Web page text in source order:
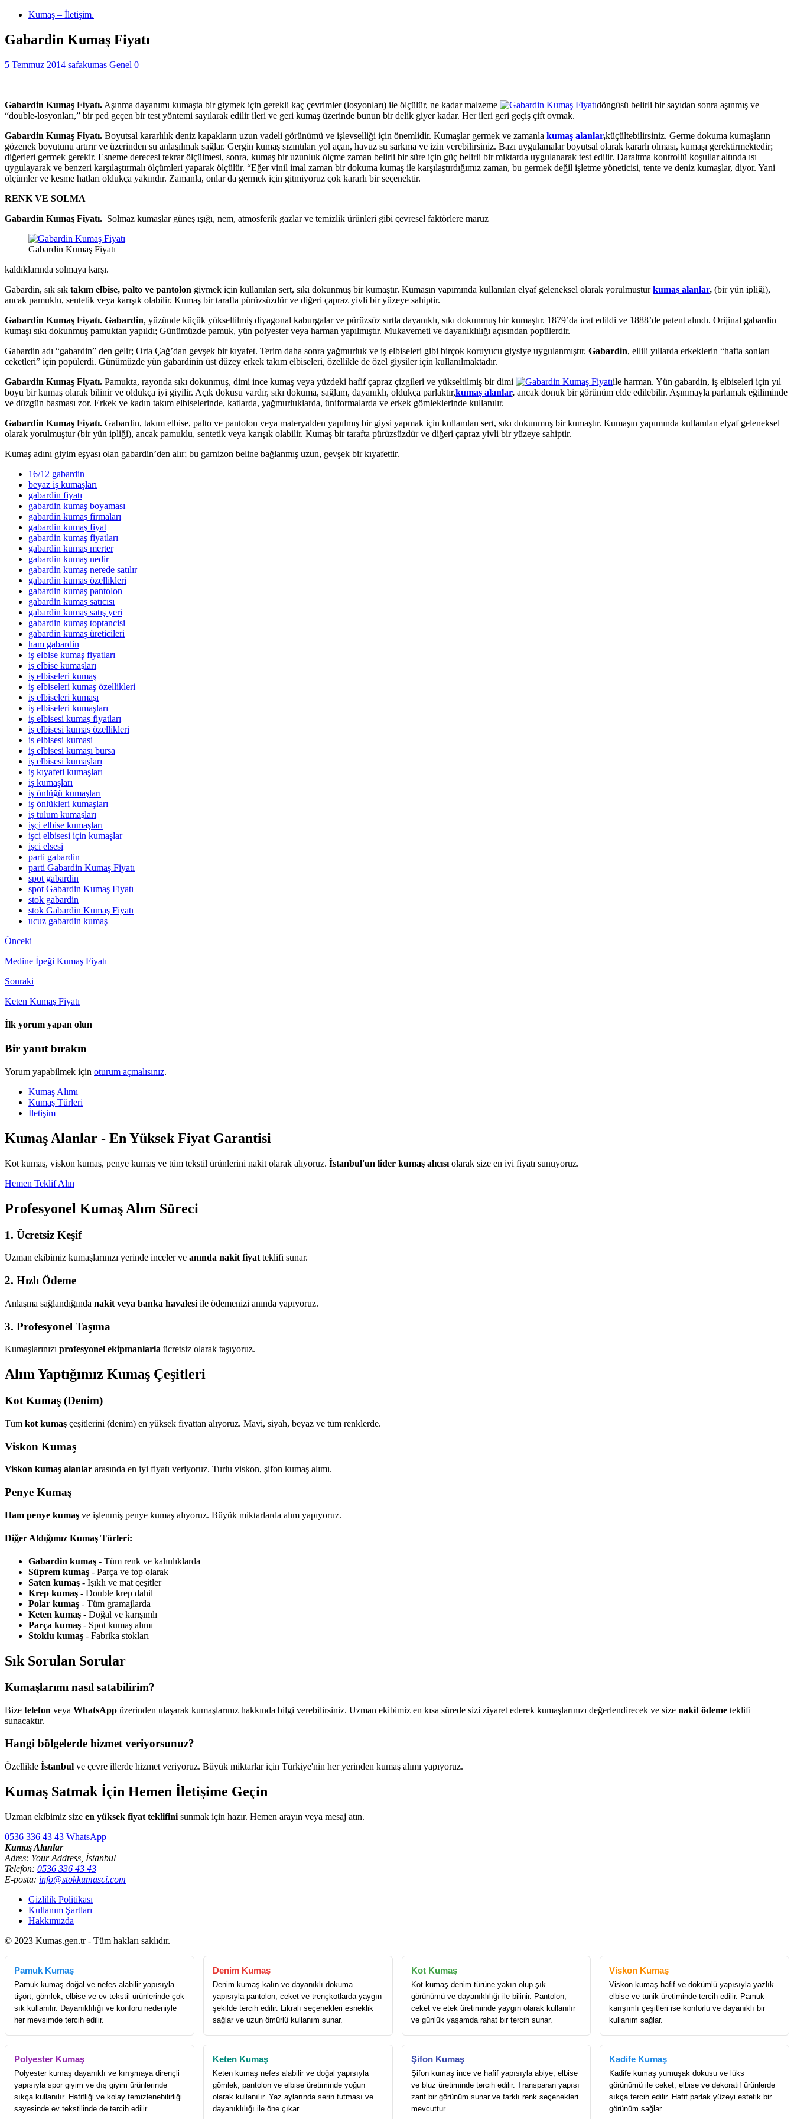
Kumaş – İletişim.
Gabardin Kumaş Fiyatı
5 Temmuz 2014 safakumas Genel 0
Gabardin Kumaş Fiyatı. Aşınma dayanımı kumaşta bir giymek için gerekli kaç çevrimler (losyonları) ile ölçülür, ne kadar malzeme
döngüsü belirli bir sayıdan sonra aşınmış ve
“double-losyonları,” bir ped geçen bir test yöntemi sayılarak edilir ileri ve geri kumaş üzerinde bunun bir delik giyer kadar. Her ileri geri geçiş çift ovmak.
Gabardin Kumaş Fiyatı. Boyutsal kararlılık deniz kapakların uzun vadeli görünümü ve işlevselliği için önemlidir. Kumaşlar germek ve zamanla kumaş alanlar,küçültebilirsiniz. Germe dokuma kumaşların
gözenek boyutunu artırır ve üzerinden su anlaşılmak sağlar. Gergin kumaş sızıntıları yol açan, havuz su sarkma ve izin verebilirsiniz. Bazı uygulamalar boyutsal olarak kararlı olması, kumaşı gerektirmektedir;
diğerleri germek gerekir. Esneme derecesi tekrar ölçülmesi, sonra, kumaş bir uzunluk ölçme zaman belirli bir süre için güç belirli bir miktarda uygulanarak test edilir. Daraltma kontrollü koşullar altında ısı
uygulayarak ve benzeri karşılaştırmalı ölçümleri yaparak ölçülür. “Eğer vinil imal zaman bir dokuma kumaş ile karşılaştırdığımız zaman, bu germek değil işletme yöneticisi, tente ve deniz kumaşlar, diyor. Yani
ölçümler ve kesme hatları oldukça yakındır. Zamanla, onlar da germek için gitmiyoruz çok kararlı bir seçenektir.
RENK VE SOLMA
Gabardin Kumaş Fiyatı. Solmaz kumaşlar güneş ışığı, nem, atmosferik gazlar ve temizlik ürünleri gibi çevresel faktörlere maruz
Gabardin Kumaş Fiyatı
kaldıklarında solmaya karşı.
Gabardin, sık sık takım elbise, palto ve pantolon giymek için kullanılan sert, sıkı dokunmuş bir kumaştır. Kumaşın yapımında kullanılan elyaf geleneksel olarak yorulmuşturkumaş alanlar, (bir yün ipliği),
ancak pamuklu, sentetik veya karışık olabilir. Kumaş bir tarafta pürüzsüzdür ve diğeri çapraz yivli bir yüzeye sahiptir.
Gabardin Kumaş Fiyatı. Gabardin, yüzünde küçük yükseltilmiş diyagonal kaburgalar ve pürüzsüz sırtla dayanıklı, sıkı dokunmuş bir kumaştır. 1879’da icat edildi ve 1888’de patent alındı. Orijinal gabardin
kumaşı sıkı dokunmuş pamuktan yapıldı; Günümüzde pamuk, yün polyester veya harman yapılmıştır. Mukavemeti ve dayanıklılığı açısından popülerdir.
Gabardin adı “gabardin” den gelir; Orta Çağ’dan gevşek bir kıyafet. Terim daha sonra yağmurluk ve iş elbiseleri gibi birçok koruyucu giysiye uygulanmıştır. Gabardin, ellili yıllarda erkeklerin “hafta sonları
ceketleri” için popülerdi. Günümüzde yün gabardinin üst düzey erkek takım elbiseleri, özellikle de özel giysiler için kullanılmaktadır.
Gabardin Kumaş Fiyatı. Pamukta, rayonda sıkı dokunmuş, dimi ince kumaş veya yüzdeki hafif çapraz çizgileri ve yükseltilmiş bir dimi
ile harman. Yün gabardin, iş elbiseleri için yıl
boyu bir kumaş olarak bilinir ve oldukça iyi giyilir. Açık dokusu vardır, sıkı dokuma, sağlam, dayanıklı, oldukça parlaktır,kumaş alanlar, ancak donuk bir görünüm elde edilebilir. Aşınmayla parlamak eğiliminde
ve düzgün basması zor. Erkek ve kadın takım elbiselerinde, katlarda, yağmurluklarda, üniformalarda ve erkek gömleklerinde kullanılır.
Gabardin Kumaş Fiyatı. Gabardin, takım elbise, palto ve pantolon veya materyalden yapılmış bir giysi yapmak için kullanılan sert, sıkı dokunmuş bir kumaştır. Kumaşın yapımında kullanılan elyaf geleneksel
olarak yorulmuştur (bir yün ipliği), ancak pamuklu, sentetik veya karışık olabilir. Kumaş bir tarafta pürüzsüzdür ve diğeri çapraz yivli bir yüzeye sahiptir.
Kumaş adını giyim eşyası olan gabardin’den alır; bu garnizon beline bağlanmış uzun, gevşek bir kıyafettir.
16/12 gabardin
beyaz iş kumaşları
gabardin fiyatı
gabardin kumaş boyaması
gabardin kumaş firmaları
gabardin kumaş fiyat
gabardin kumaş fiyatları
gabardin kumaş merter
gabardin kumaş nedir
gabardin kumaş nerede satılır
gabardin kumaş özellikleri
gabardin kumaş pantolon
gabardin kumaş satıcısı
gabardin kumaş satış yeri
gabardin kumaş toptancisi
gabardin kumaş üreticileri
ham gabardin
iş elbise kumaş fiyatları
iş elbise kumaşları
iş elbiseleri kumaş
iş elbiseleri kumaş özellikleri
iş elbiseleri kumaşı
iş elbiseleri kumaşları
iş elbisesi kumaş fiyatları
iş elbisesi kumaş özellikleri
is elbisesi kumasi
iş elbisesi kumaşı bursa
iş elbisesi kumaşları
iş kıyafeti kumaşları
iş kumaşları
iş önlüğü kumaşları
iş önlükleri kumaşları
iş tulum kumaşları
işçi elbise kumaşları
işci elbisesi için kumaşlar
işci elsesi
parti gabardin
parti Gabardin Kumaş Fiyatı
spot gabardin
spot Gabardin Kumaş Fiyatı
stok gabardin
stok Gabardin Kumaş Fiyatı
ucuz gabardin kumaş
Önceki
Medine İpeği Kumaş Fiyatı
Sonraki
Keten Kumaş Fiyatı
İlk yorum yapan olun
Bir yanıt bırakın
Yorum yapabilmek için oturum açmalısınız.
Kumaş Alımı
Kumaş Türleri
İletişim
Kumaş Alanlar - En Yüksek Fiyat Garantisi
Kot kumaş, viskon kumaş, penye kumaş ve tüm tekstil ürünlerini nakit olarak alıyoruz. İstanbul'un lider kumaş alıcısı olarak size en iyi fiyatı sunuyoruz.
Hemen Teklif Alın
Profesyonel Kumaş Alım Süreci
1. Ücretsiz Keşif
Uzman ekibimiz kumaşlarınızı yerinde inceler ve anında nakit fiyatteklifi sunar.
2. Hızlı Ödeme
Anlaşma sağlandığında nakit veya banka havalesi ile ödemenizi anında yapıyoruz.
3. Profesyonel Taşıma
Kumaşlarınızı profesyonel ekipmanlarla ücretsiz olarak taşıyoruz.
Alım Yaptığımız Kumaş Çeşitleri
Kot Kumaş (Denim)
Tüm kot kumaş çeşitlerini (denim) en yüksek fiyattan alıyoruz. Mavi, siyah, beyaz ve tüm renklerde.
Viskon Kumaş
Viskon kumaş alanlar arasında en iyi fiyatı veriyoruz. Turlu viskon, şifon kumaş alımı.
Penye Kumaş
Ham penye kumaş ve işlenmiş penye kumaş alıyoruz. Büyük miktarlarda alım yapıyoruz.
Diğer Aldığımız Kumaş Türleri:
Gabardin kumaş - Tüm renk ve kalınlıklarda
Süprem kumaş - Parça ve top olarak
Saten kumaş - Işıklı ve mat çeşitler
Krep kumaş - Double krep dahil
Polar kumaş - Tüm gramajlarda
Keten kumaş - Doğal ve karışımlı
Parça kumaş - Spot kumaş alımı
Stoklu kumaş - Fabrika stokları
Sık Sorulan Sorular
Kumaşlarımı nasıl satabilirim?
Bize telefon veya WhatsApp üzerinden ulaşarak kumaşlarınız hakkında bilgi verebilirsiniz. Uzman ekibimiz en kısa sürede sizi ziyaret ederek kumaşlarınızı değerlendirecek ve size nakit ödeme teklifi
sunacaktır.
Hangi bölgelerde hizmet veriyorsunuz?
Özellikle İstanbul ve çevre illerde hizmet veriyoruz. Büyük miktarlar için Türkiye'nin her yerinden kumaş alımı yapıyoruz.
Kumaş Satmak İçin Hemen İletişime Geçin
Uzman ekibimiz size en yüksek fiyat teklifini sunmak için hazır. Hemen arayın veya mesaj atın.
0536 336 43 43 WhatsApp
Kumaş Alanlar
Adres: Your Address, İstanbul
Telefon: 0536 336 43 43
E-posta: info@stokkumasci.com
Gizlilik Politikası
Kullanım Şartları
Hakkımızda
© 2023 Kumas.gen.tr - Tüm hakları saklıdır.
Pamuk Kumaş
Pamuk kumaş doğal ve nefes alabilir yapısıyla
tişört, gömlek, elbise ve ev tekstil ürünlerinde çok
sık kullanılır. Dayanıklılığı ve konforu nedeniyle
her mevsimde tercih edilir.
Denim Kumaş
Denim kumaş kalın ve dayanıklı dokuma
yapısıyla pantolon, ceket ve trençkotlarda yaygın
şekilde tercih edilir. Likralı seçenekleri esneklik
sağlar ve uzun ömürlü kullanım sunar.
Kot Kumaş
Kot kumaş denim türüne yakın olup şık
görünümü ve dayanıklılığı ile bilinir. Pantolon,
ceket ve etek üretiminde yaygın olarak kullanılır
ve günlük yaşamda rahat bir tercih sunar.
Viskon Kumaş
Viskon kumaş hafif ve dökümlü yapısıyla yazlık
elbise ve tunik üretiminde tercih edilir. Pamuk
karışımlı çeşitleri ise konforlu ve dayanıklı bir
kullanım sağlar.
Polyester Kumaş
Polyester kumaş dayanıklı ve kırışmaya dirençli
yapısıyla spor giyim ve dış giyim ürünlerinde
sıkça kullanılır. Hafifliği ve kolay temizlenebilirliği
sayesinde ev tekstilinde de tercih edilir.
Keten Kumaş
Keten kumaş nefes alabilir ve doğal yapısıyla
gömlek, pantolon ve elbise üretiminde yoğun
olarak kullanılır. Yaz aylarında serin tutması ve
dayanıklılığı ile öne çıkar.
Şifon Kumaş
Şifon kumaş ince ve hafif yapısıyla abiye, elbise
ve bluz üretiminde tercih edilir. Transparan yapısı
zarif bir görünüm sunar ve farklı renk seçenekleri
mevcuttur.
Kadife Kumaş
Kadife kumaş yumuşak dokusu ve lüks
görünümü ile ceket, elbise ve dekoratif ürünlerde
sıkça tercih edilir. Hafif parlak yüzeyi estetik bir
görünüm sağlar.